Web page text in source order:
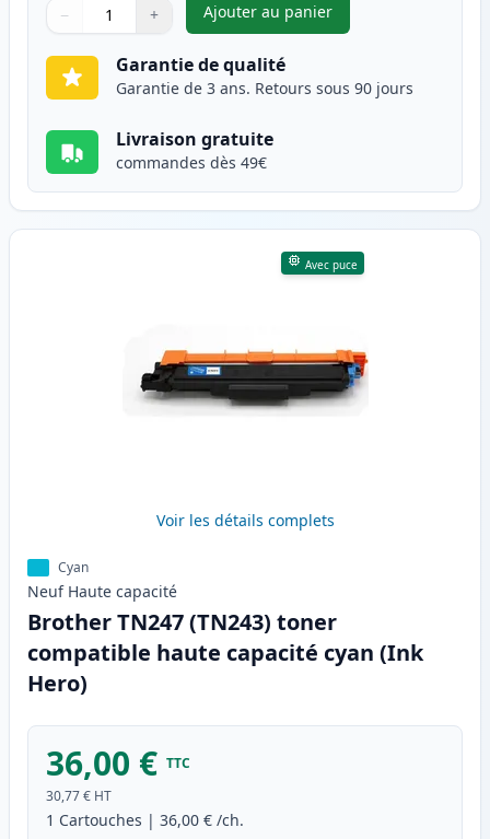
Quantité
Utilisez les boutons pour ajuster
− +
Quantité
Ajouter au panier
,Brother TN247 (TN243)
Garantie de qualité
Garantie de 3 ans. Retours sous 90 jours
Livraison gratuite
commandes dès 49€
Avec puce
Voir les détails complets
Cyan
Neuf Haute capacité
Brother TN247 (TN243) toner
compatible haute capacité cyan (Ink
Hero)
36,00 € TTC
30,77 € HT
1 Cartouches | 36,00 € /ch.